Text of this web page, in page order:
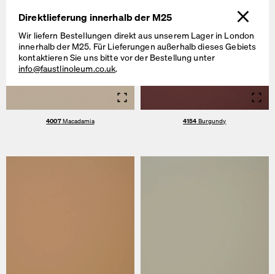
Info
4007Macadamia
Info
4154 Burgundy
Direktlieferung innerhalb der M25
Wir liefern Bestellungen direkt aus unserem Lager in London
innerhalb der M25. Für Lieferungen außerhalb dieses Gebiets
kontaktieren Sie uns bitte vor der Bestellung unter
info@faustlinoleum.co.uk